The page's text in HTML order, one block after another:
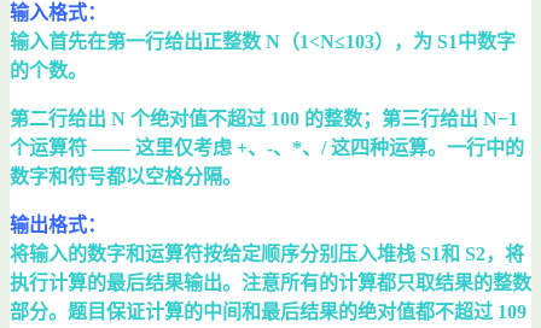
输入格式：
输入首先在第一行给出正整数 N（1<N≤103），为 S1​中数字
的个数。
第二行给出 N 个绝对值不超过 100 的整数；第三行给出 N−1
个运算符 —— 这里仅考虑 +、-、*、/ 这四种运算。一行中的
数字和符号都以空格分隔。
输出格式：
将输入的数字和运算符按给定顺序分别压入堆栈 S​1和 S2，将
执行计算的最后结果输出。注意所有的计算都只取结果的整数
部分。题目保证计算的中间和最后结果的绝对值都不超过 109